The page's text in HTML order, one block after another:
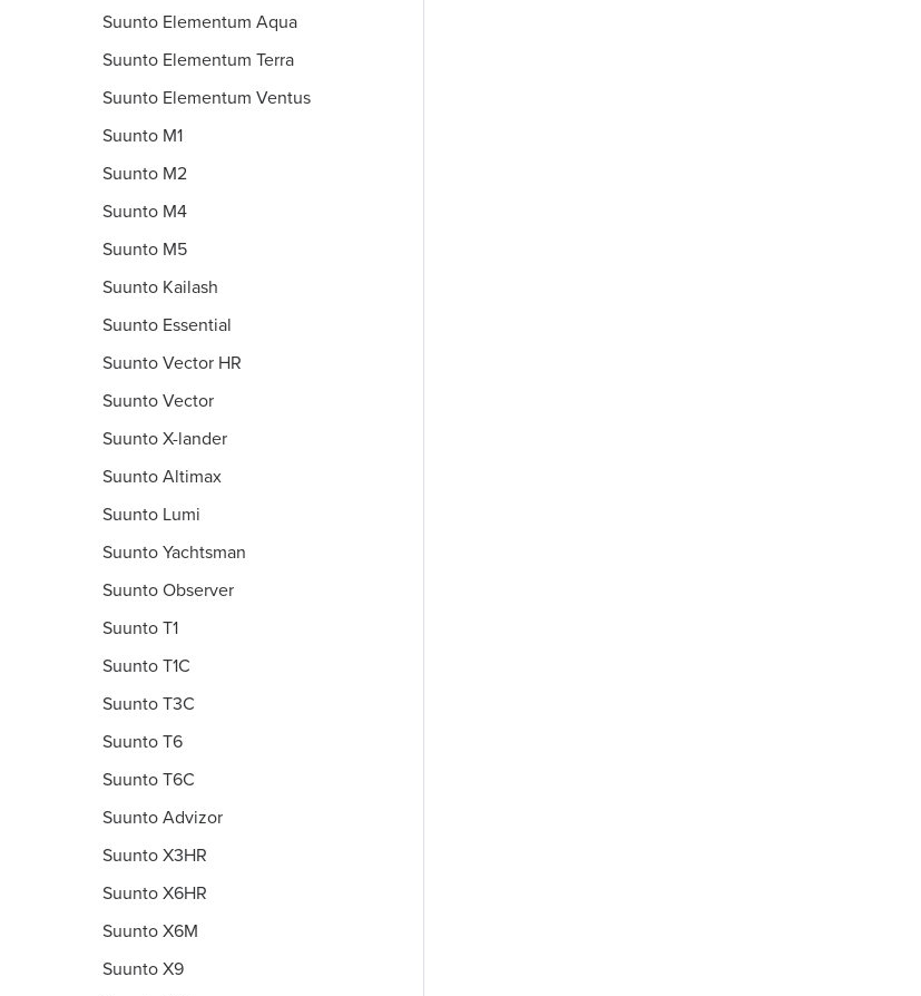
Suunto Elementum Aqua
Suunto Elementum Terra
Suunto Elementum Ventus
Suunto M1
Suunto M2
Suunto M4
Suunto M5
Suunto Kailash
Suunto Essential
Suunto Vector HR
Suunto Vector
Suunto X-lander
Suunto Altimax
Suunto Lumi
Suunto Yachtsman
Suunto Observer
Suunto T1
Suunto T1C
Suunto T3C
Suunto T6
Suunto T6C
Suunto Advizor
Suunto X3HR
Suunto X6HR
Suunto X6M
Suunto X9